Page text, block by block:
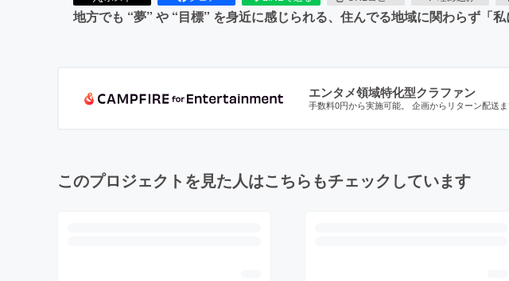
地方でも “夢” や “⽬標” を身近に感じられる、住んでる地域に関わらず「
エンタメ領域特化型クラファン
手数料0円から実施可能。 企画からリターン配送
このプロジェクトを見た人はこちらもチェックしています